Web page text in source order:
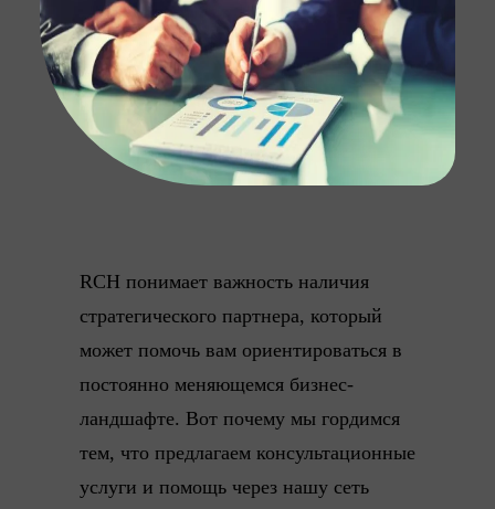
RCH понимает важность наличия
стратегического партнера, который
может помочь вам ориентироваться в
постоянно меняющемся бизнес-
ландшафте. Вот почему мы гордимся
тем, что предлагаем консультационные
услуги и помощь через нашу сеть